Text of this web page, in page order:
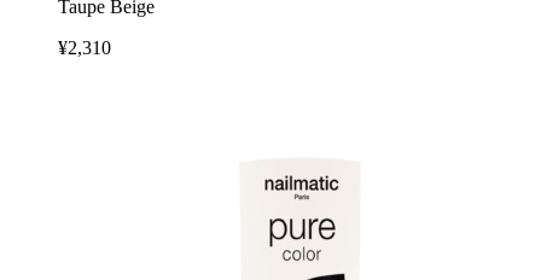
Taupe Beige
¥2,310